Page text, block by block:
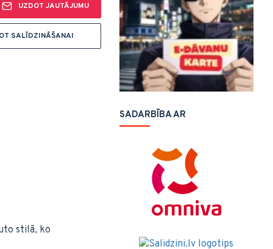
UZDOT JAUTĀJUMU
SALĪDZINĀŠANAI
stilā, ko
SADARBĪBA AR